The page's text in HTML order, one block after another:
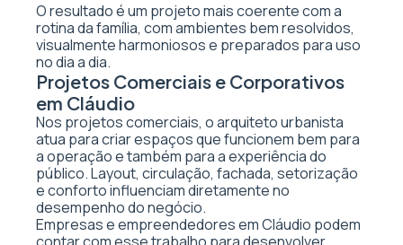
O resultado é um projeto mais coerente com a
rotina da família, com ambientes bem resolvidos,
visualmente harmoniosos e preparados para uso
no dia a dia.
Projetos Comerciais e Corporativos
em Cláudio
Nos projetos comerciais, o arquiteto urbanista
atua para criar espaços que funcionem bem para
a operação e também para a experiência do
público. Layout, circulação, fachada, setorização
e conforto influenciam diretamente no
desempenho do negócio.
Empresas e empreendedores em Cláudio podem